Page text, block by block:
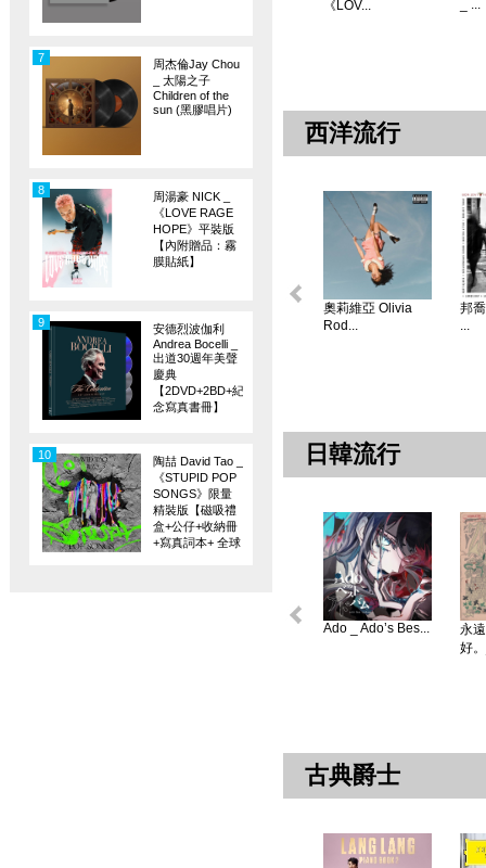
周杰倫Jay Chou
_ 太陽之子
Children of the
sun (黑膠唱片)
7
周湯豪 NICK _
《LOVE RAGE
HOPE》平裝版
【內附贈品：霧
膜貼紙】
8
安德烈波伽利
Andrea Bocelli _
出道30週年美聲
慶典
【2DVD+2BD+紀
念寫真書冊】
9
陶喆 David Tao _
《STUPID POP
SONGS》限量
精裝版【磁吸禮
盒+公仔+收納冊
+寫真詞本+ 全球
10
《LOV... _ ...
西洋流行
奧莉維亞 Olivia
Rod...
邦
...
日韓流行
Ado _ Ado’s Bes...
永
好
古典爵士